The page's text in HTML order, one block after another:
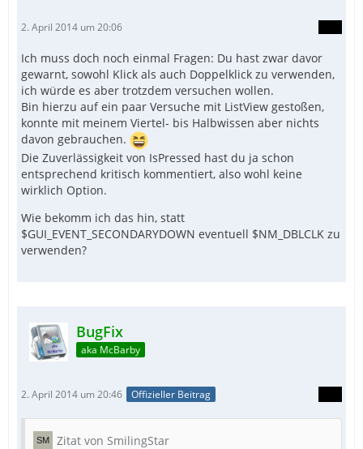
2. April 2014 um 20:06
Ich muss doch noch einmal Fragen: Du hast zwar davor
gewarnt, sowohl Klick als auch Doppelklick zu verwenden,
ich würde es aber trotzdem versuchen wollen.
Bin hierzu auf ein paar Versuche mit ListView gestoßen,
konnte mit meinem Viertel- bis Halbwissen aber nichts
davon gebrauchen.
Die Zuverlässigkeit von IsPressed hast du ja schon
entsprechend kritisch kommentiert, also wohl keine
wirklich Option.
Wie bekomm ich das hin, statt
$GUI_EVENT_SECONDARYDOWN eventuell $NM_DBLCLK zu
verwenden?
BugFix
aka McBarby
2. April 2014 um 20:46 Offizieller Beitrag
Zitat von SmilingStar